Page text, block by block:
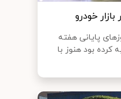
خودرو
پایانی هفته
کرده بود هنوز با